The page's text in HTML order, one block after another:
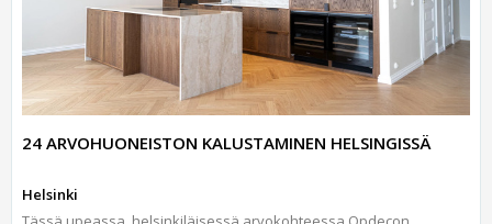
24 ARVOHUONEISTON KALUSTAMINEN HELSINGISSÄ
Helsinki